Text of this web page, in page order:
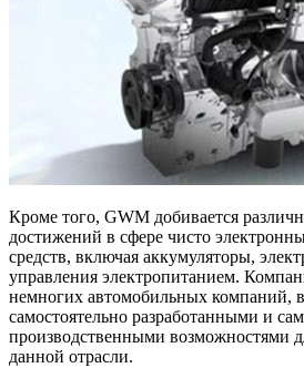
Кроме того, GWM добивается
достижений в сфере чисто
средств, включая аккумуляторы,
управления электропитанием.
немногих автомобильных компаний,
самостоятельно разработанными и
производственными возможностями
данной отрасли.